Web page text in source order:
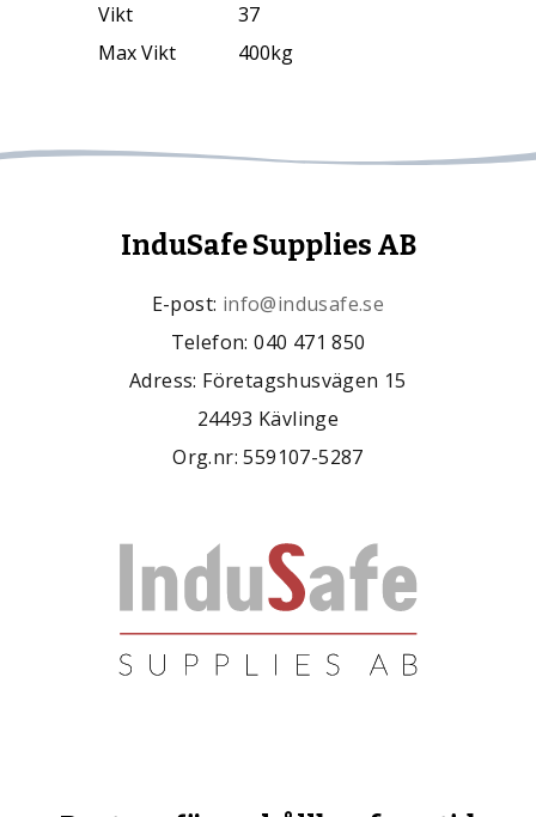
Vikt
37
Max Vikt
400kg
InduSafe Supplies AB
E-post: info@indusafe.se
Telefon: 040 471 850
Adress: Företagshusvägen 15
24493 Kävlinge
Org.nr: 559107-5287